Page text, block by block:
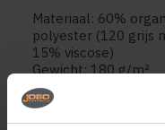
Materiaal: 60%
polyester (120 grijs
15% viscose)
Gewicht: 180 g/m²
Geslacht: Heren
Halslijn: Round
Mouw: Korte